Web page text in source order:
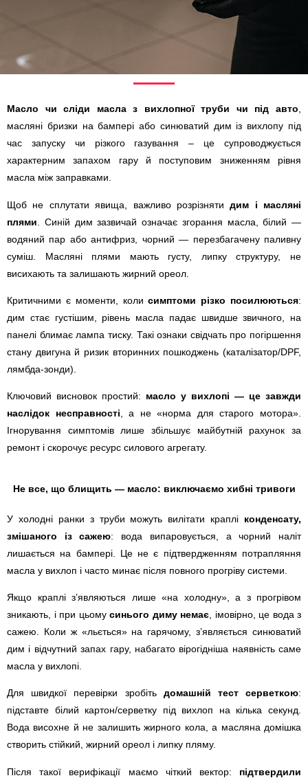
Масло чи сліди масла з вихлопної труби чи під авто
масляні бризки на бампері або синюватий дим із вихлопу під
час запуску чи різкого газування – це супроводжується
характерним запахом гару й поступовим зниженням рівня
масла між заправками.
Щоб не сплутати явища, важливо розрізнятидим і масляні
плями . Синій дим зазвичай означає згорання масла, білий —
водяний пар або антифриз, чорний — перезбагачену паливну
суміш. Масляні плями мають густу, липку структуру, не
висихають та залишають жирний ореол.
Критичними є моменти, колисимптоми різко посилюються:
дим стає густішим, рівень масла падає швидше звичного, на
панелі блимає лампа тиску. Такі ознаки свідчать про погіршення
стану двигуна й ризик вторинних пошкоджень (каталізатор/DPF,
лямбда-зонди).
Ключовий висновок простий: масло у вихлопі — це завжди
наслідок несправності, а не «норма для старого мотора».
Ігнорування симптомів лише збільшує майбутній рахунок за
ремонт і скорочує ресурс силового агрегату.
Не все, що блищить — масло: виключаємо хибні тривоги
У холодні ранки з труби можуть вилітати краплі конденсату,
змішаного із сажею: вода випаровується, а чорний наліт
лишається на бампері. Це не є підтвердженням потрапляння
масла у вихлоп і часто минає після повного прогріву системи.
Якщо краплі з’являються лише «на холодну», а з прогрівом
зникають, і при цьому синього диму немає , імовірно, це вода з
сажею. Коли ж «льється» на гарячому, з’являється синюватий
дим і відчутний запах гару, набагато вірогідніша наявність саме
масла у вихлопі.
Для швидкої перевірки зробіть домашній тест серветкою:
підставте білий картон/серветку під вихлоп на кілька секунд.
Вода висохне й не залишить жирного кола, а масляна домішка
створить стійкий, жирний ореол і липку пляму.
Після такої верифікації маємо чіткий вектор: підтвердили